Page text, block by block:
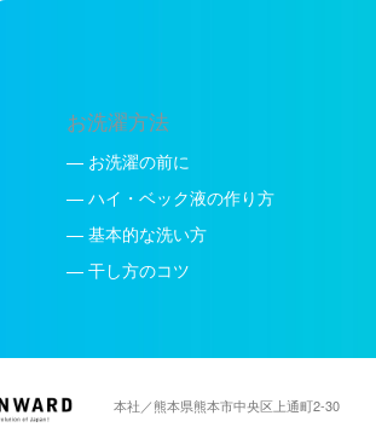
お洗濯方法
— お洗濯の前に
— ハイ・ベック液の作り方
— 基本的な洗い方
— 干し方のコツ
本社／熊本県熊本市中央区上通町2-30